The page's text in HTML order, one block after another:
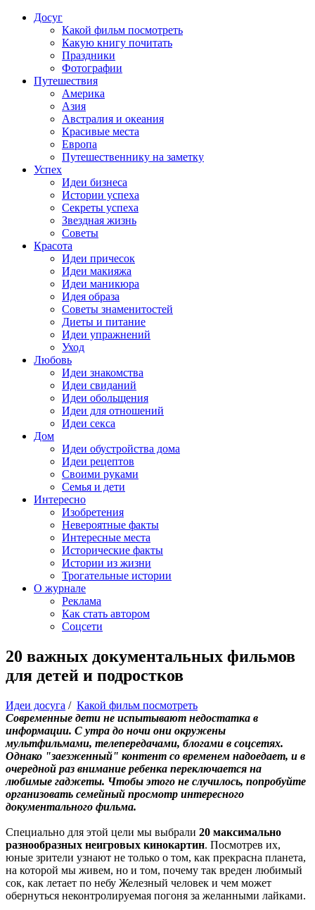
Досуг
Какой фильм посмотреть
Какую книгу почитать
Праздники
Фотографии
Путешествия
Америка
Азия
Австралия и океания
Красивые места
Европа
Путешественнику на заметку
Успех
Идеи бизнеса
Истории успеха
Секреты успеха
Звездная жизнь
Советы
Красота
Идеи причесок
Идеи макияжа
Идеи маникюра
Идея образа
Советы знаменитостей
Диеты и питание
Идеи упражнений
Уход
Любовь
Идеи знакомства
Идеи свиданий
Идеи обольщения
Идеи для отношений
Идеи секса
Дом
Идеи обустройства дома
Идеи рецептов
Своими руками
Семья и дети
Интересно
Изобретения
Невероятные факты
Интересные места
Исторические факты
Истории из жизни
Трогательные истории
О журнале
Реклама
Как стать автором
Соцсети
20 важных документальных фильмов
для детей и подростков
Идеи досуга / Какой фильм посмотреть
Современные дети не испытывают недостатка в
информации. С утра до ночи они окружены
мультфильмами, телепередачами, блогами в соцсетях.
Однако "заезженный" контент со временем надоедает, и в
очередной раз внимание ребенка переключается на
любимые гаджеты. Чтобы этого не случилось, попробуйте
организовать семейный просмотр интересного
документального фильма.
Специально для этой цели мы выбрали 20 максимально
разнообразных неигровых кинокартин. Посмотрев их,
юные зрители узнают не только о том, как прекрасна планета,
на которой мы живем, но и том, почему так вреден любимый
сок, как летает по небу Железный человек и чем может
обернуться неконтролируемая погоня за желанными лайками.